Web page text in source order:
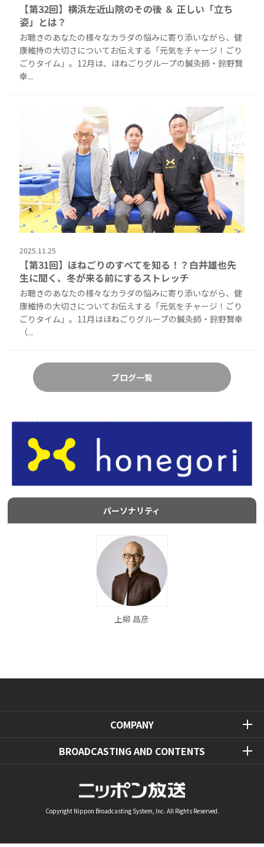
【第32回】横浜左近山院のその後 ＆ 正しい「立ち
姿」とは？
お聴きのあなたの様々なカラダの悩みに寄り添いながら、健
康維持の大切さについてお伝えする「元気をチャージ！ごり
ごりタイム」。12月は、ほねごりグループの鍼灸師・鈴野賢
幸...
2025.11.25
【第31回】ほねごりのすべてを知る！？白井雄也先
生に聞く、冬が来る前にするストレッチ
お聴きのあなたの様々なカラダの悩みに寄り添いながら、健
康維持の大切さについてお伝えする「元気をチャージ！ごり
ごりタイム」。11月はほねごりグループの鍼灸師・鈴野賢幸
（...
ブログ一覧
パーソナリティ
上柳 昌彦
COMPANY
BROADCASTING AND CONTENTS
Copyright Nippon Broadcasting System, Inc. All Rights Reserved.